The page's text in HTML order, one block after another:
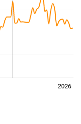
2026